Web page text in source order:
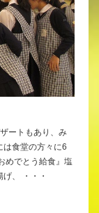
ートもあり、み
は食堂の方々に6
めでとう給食』塩
、 ・・・